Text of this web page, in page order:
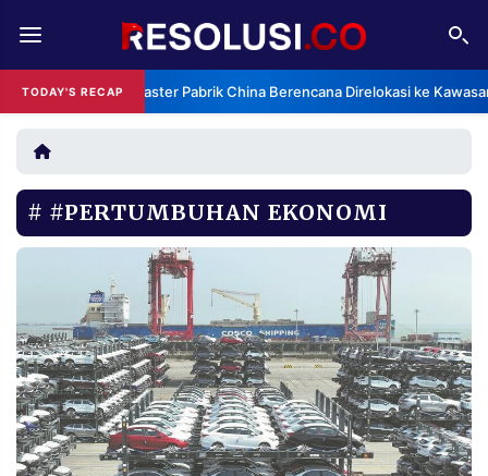
TODAY'S RECAP Klaster Pabrik China Berencana Direlokasi ke
REDAKSI TENTANG
RESOLUSI IKLAN
RUBRIKASI
EDITORIAL AKSARA
FINANSIA PERSONA
DAERAH NASIONAL
MANCA SPORT
INFORMASI
#PERTUMBUHAN EKONOMI